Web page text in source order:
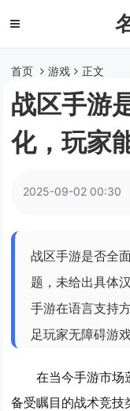
首页 游戏 正文
战区手游
化，玩家
2025-09-02 00:30
战区手游是否全
题，未给出具体
手游在语言支持
足玩家无障碍游
在当今手游市场
备受瞩目的战术竞技